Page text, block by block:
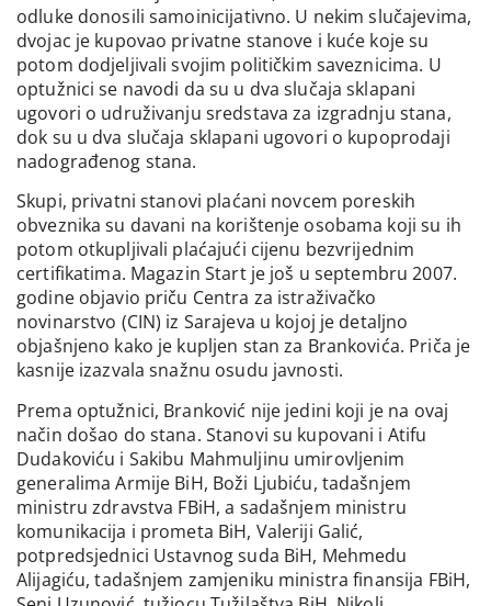
odluke donosili samoinicijativno. U nekim slučajevima,
dvojac je kupovao privatne stanove i kuće koje su
potom dodjeljivali svojim političkim saveznicima. U
optužnici se navodi da su u dva slučaja sklapani
ugovori o udruživanju sredstava za izgradnju stana,
dok su u dva slučaja sklapani ugovori o kupoprodaji
nadograđenog stana.
Skupi, privatni stanovi plaćani novcem poreskih
obveznika su davani na korištenje osobama koji su ih
potom otkupljivali plaćajući cijenu bezvrijednim
certifikatima. Magazin Start je još u septembru 2007.
godine objavio priču Centra za istraživačko
novinarstvo (CIN) iz Sarajeva u kojoj je detaljno
objašnjeno kako je kupljen stan za Brankovića. Priča je
kasnije izazvala snažnu osudu javnosti.
Prema optužnici, Branković nije jedini koji je na ovaj
način došao do stana. Stanovi su kupovani i Atifu
Dudakoviću i Sakibu Mahmuljinu umirovljenim
generalima Armije BiH, Boži Ljubiću, tadašnjem
ministru zdravstva FBiH, a sadašnjem ministru
komunikacija i prometa BiH, Valeriji Galić,
potpredsjednici Ustavnog suda BiH, Mehmedu
Alijagiću, tadašnjem zamjeniku ministra finansija FBiH,